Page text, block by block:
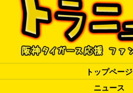
トップページ
ニュース